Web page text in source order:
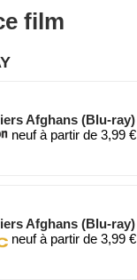
film
Afghans (Blu-ray)
neuf à partir de 3,99 €
Afghans (Blu-ray)
neuf à partir de 3,99 €